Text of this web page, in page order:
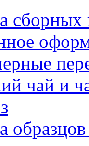
сборных
чай и